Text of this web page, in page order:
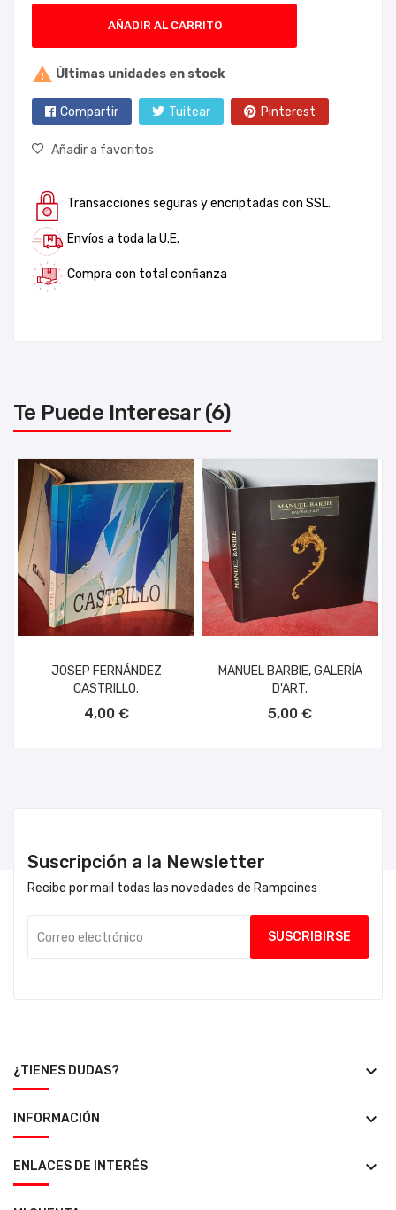
AÑADIR AL CARRITO
 Últimas unidades en stock
Compartir Tuitear Pinterest
Añadir a favoritos
Transacciones seguras y encriptadas con SSL.
Envíos a toda la U.E.
Compra con total confianza
Te Puede Interesar (6)
JOSEP FERNÁNDEZ
CASTRILLO.
4,00 €
MANUEL BARBIE, GALERÍA
D'ART.
5,00 €
Suscripción a la Newsletter
Recibe por mail todas las novedades de Rampoines
¿TIENES DUDAS? keyboard_arrow_down
INFORMACIÓN keyboard_arrow_down
ENLACES DE INTERÉS keyboard_arrow_down